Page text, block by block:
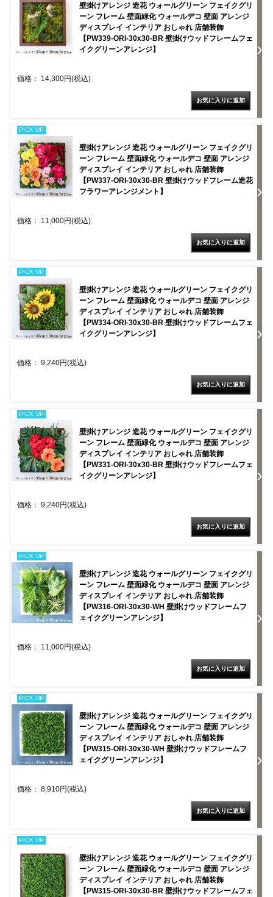
壁掛けアレンジ 造花 ウォールグリーン フェイクグリ
ーン フレーム 壁面緑化 ウォールデコ 壁面 アレンジ
ディスプレイ インテリア おしゃれ 店舗装飾
【PW339-ORI-30x30-BR 壁掛けウッドフレームフェ
イクグリーンアレンジ】
価格： 14,300円(税込)
PICK UP
壁掛けアレンジ 造花 ウォールグリーン フェイクグリ
ーン フレーム 壁面緑化 ウォールデコ 壁面 アレンジ
ディスプレイ インテリア おしゃれ 店舗装飾
【PW337-ORI-30x30-BR 壁掛けウッドフレーム造花
フラワーアレンジメント】
価格： 11,000円(税込)
PICK UP
壁掛けアレンジ 造花 ウォールグリーン フェイクグリ
ーン フレーム 壁面緑化 ウォールデコ 壁面 アレンジ
ディスプレイ インテリア おしゃれ 店舗装飾
【PW334-ORI-30x30-BR 壁掛けウッドフレームフェ
イクグリーンアレンジ】
価格： 9,240円(税込)
PICK UP
壁掛けアレンジ 造花 ウォールグリーン フェイクグリ
ーン フレーム 壁面緑化 ウォールデコ 壁面 アレンジ
ディスプレイ インテリア おしゃれ 店舗装飾
【PW331-ORI-30x30-BR 壁掛けウッドフレームフェ
イクグリーンアレンジ】
価格： 9,240円(税込)
PICK UP
壁掛けアレンジ 造花 ウォールグリーン フェイクグリ
ーン フレーム 壁面緑化 ウォールデコ 壁面 アレンジ
ディスプレイ インテリア おしゃれ 店舗装飾
【PW316-ORI-30x30-WH 壁掛けウッドフレームフ
ェイクグリーンアレンジ】
価格： 11,000円(税込)
PICK UP
壁掛けアレンジ 造花 ウォールグリーン フェイクグリ
ーン フレーム 壁面緑化 ウォールデコ 壁面 アレンジ
ディスプレイ インテリア おしゃれ 店舗装飾
【PW315-ORI-30x30-WH 壁掛けウッドフレームフ
ェイクグリーンアレンジ】
価格： 8,910円(税込)
PICK UP
壁掛けアレンジ 造花 ウォールグリーン フェイクグリ
ーン フレーム 壁面緑化 ウォールデコ 壁面 アレンジ
ディスプレイ インテリア おしゃれ 店舗装飾
【PW315-ORI-30x30-BR 壁掛けウッドフレームフェ